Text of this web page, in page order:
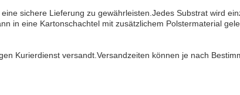
sichere Lieferung zu gewährleisten.Jedes Substrat wird
in eine Kartonschachtel mit zusätzlichem Polstermaterial
Kurierdienst versandt.Versandzeiten können je nach